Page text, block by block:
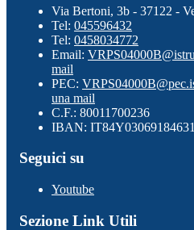
Via Bertoni, 3b - 37122 -
Tel: 045596432
Tel: 0458034772
Email:
mail
PEC:
una mail
C.F.: 80011700236
IBAN:
Seguici su
Youtube
Sezione Link Utili